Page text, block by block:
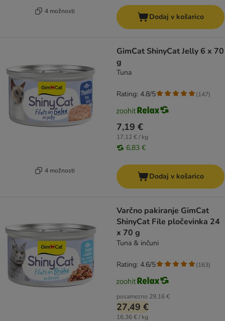
4 možnosti
Dodaj v košarico
4 možnosti
GimCat ShinyCat Jelly 6 x 70
g
Tuna
7,19 €
17,12 € / kg
6,83 €
Rating: 4.8/5 (147)
Dodaj v košarico
Varčno pakiranje GimCat
ShinyCat File pločevinka 24
x 70 g
Tuna & inčuni
posamezno 29,16 €
27,49 €
16,36 € / kg
Rating: 4.6/5 (163)